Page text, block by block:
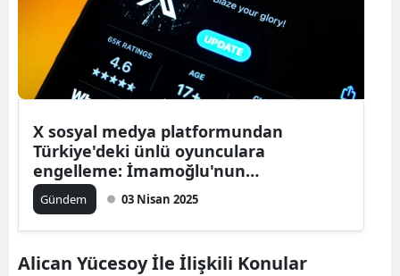
X sosyal medya platformundan
Türkiye'deki ünlü oyunculara
engelleme: İmamoğlu'nun
tutuklanmasıyla bağlantısı mı var?
Gündem 03 Nisan 2025
Alican Yücesoy İle İlişkili Konular